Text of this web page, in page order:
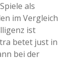
als
im Vergleich
ist
betet just in
bei der